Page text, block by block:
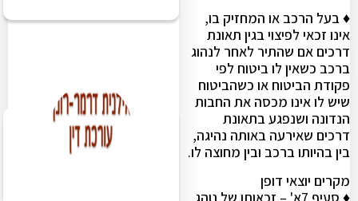
♦ בעל הרכב או המחזיק בו,
אינו זכאי לפיצוי בגין תאונת
דרכים אם שהתיר לאחר לנהוג
ברכב כשאין לו ביטוח לפי
פקודת הביטוח או כשהביטוח
שיש לו אינו מכסה את החבות
הנדונה ושנפגע בתאונת
דרכים שאירעה באותה נהיגה,
בין בהיותו ברכב ובין מחוצה לו.
מקרים יוצאי דופן
♦ סעיף 7א' – זכאותו של נוהג